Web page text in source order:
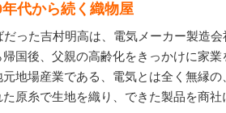
代から続く織物屋
だった吉村明高は、電気メーカー製造会
国後、父親の高齢化をきっかけに家業
地場産業である、電気とは全く無縁の
原糸で生地を織り、できた製品を商社